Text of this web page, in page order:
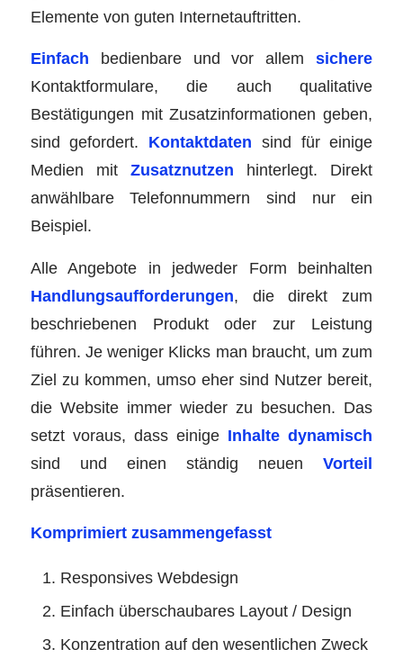
Elemente von guten Internetauftritten.
Einfach bedienbare und vor allemsichere
Kontaktformulare, die auch qualitative
Bestätigungen mit Zusatzinformationen geben,
sind gefordert. Kontaktdaten sind für einige
Medien mit Zusatznutzen hinterlegt. Direkt
anwählbare Telefonnummern sind nur ein
Beispiel.
Alle Angebote in jedweder Form beinhalten
Handlungsaufforderungen, die direkt zum
beschriebenen Produkt oder zur Leistung
führen. Je weniger Klicks man braucht, um zum
Ziel zu kommen, umso eher sind Nutzer bereit,
die Website immer wieder zu besuchen. Das
setzt voraus, dass einige Inhalte dynamisch
sind und einen ständig neuenVorteil
präsentieren.
Komprimiert zusammengefasst
Responsives Webdesign
Einfach überschaubares Layout / Design
Konzentration auf den wesentlichen Zweck